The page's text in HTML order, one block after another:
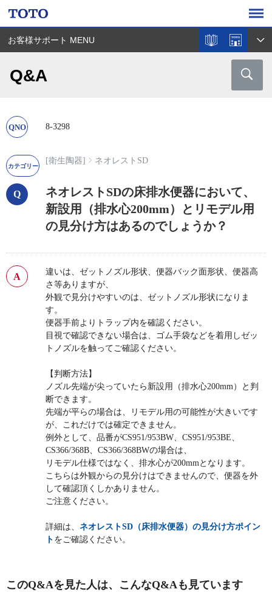
お客様サポート MENU
Q&A
8-3298
[衛生陶器] ネオレストSD
ネオレストSDの床排水便器において、
新設用（排水心200mm）とリモデル用
の見分け方はあるのでしょうか？
違いは、ゼットノズル形状、便器バック面形状、便器高
さ等ありますが、
外観で見分けやすいのは、ゼットノズル形状になりま
す。
便器手前よりトラップ内を確認ください。
目視で確認できない場合は、ゴム手袋などを着用しゼッ
トノズルを触ってご確認ください。
【判断方法】
ノズル先端が尖っていたら新設用（排水心200mm）と判
断できます。
先端が平らの場合は、リモデル用の可能性が大きいです
が、これだけでは確定できません。
例外として、品番がCS951/953BW、CS951/953BE、
CS366/368B、CS366/368BWの場合は、
リモデル仕様ではなく、排水心が200mmとなります。
こちらは外観からの見分けはできませんので、便器を外
して確認頂くしかありません。
ご注意ください。
詳細は、 ネオレストSD（床排水便器）の見分け方ポイン
ト をご確認ください。
このQ&Aを見た人は、こんなQ&Aも見ています